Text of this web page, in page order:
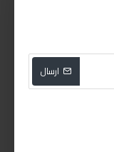
ارسال